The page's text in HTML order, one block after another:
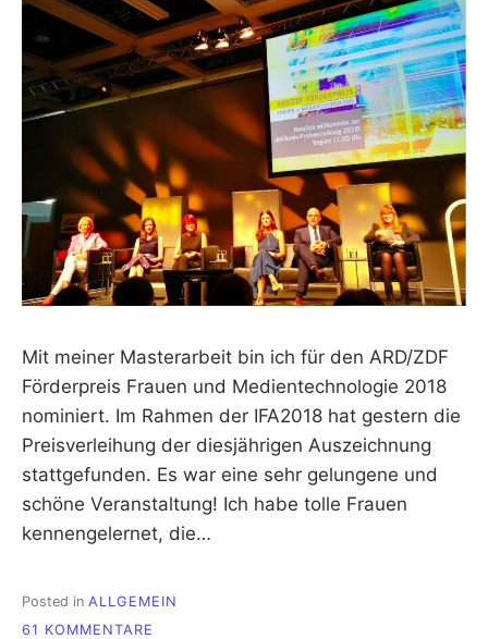
Mit meiner Masterarbeit bin ich für den ARD/ZDF
Förderpreis Frauen und Medientechnologie 2018
nominiert. Im Rahmen der IFA2018 hat gestern die
Preisverleihung der diesjährigen Auszeichnung
stattgefunden. Es war eine sehr gelungene und
schöne Veranstaltung! Ich habe tolle Frauen
kennengelernet, die…
Posted in ALLGEMEIN
61 KOMMENTARE